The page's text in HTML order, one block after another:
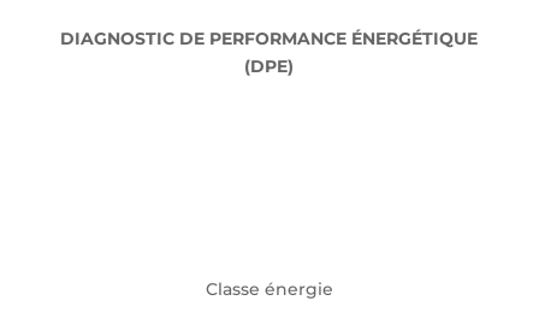
DIAGNOSTIC DE PERFORMANCE ÉNERGÉTIQUE
(DPE)
Classe énergie